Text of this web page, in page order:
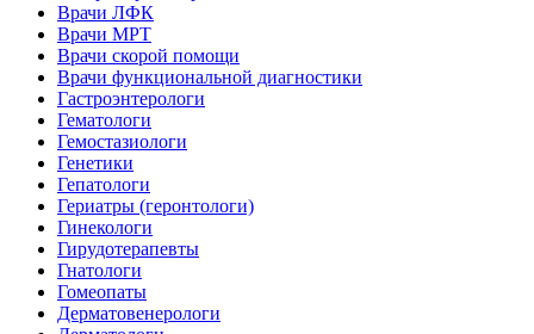
Врачи ЛФК
Врачи МРТ
Врачи скорой помощи
Врачи функциональной диагностики
Гастроэнтерологи
Гематологи
Гемостазиологи
Генетики
Гепатологи
Гериатры (геронтологи)
Гинекологи
Гирудотерапевты
Гнатологи
Гомеопаты
Дерматовенерологи